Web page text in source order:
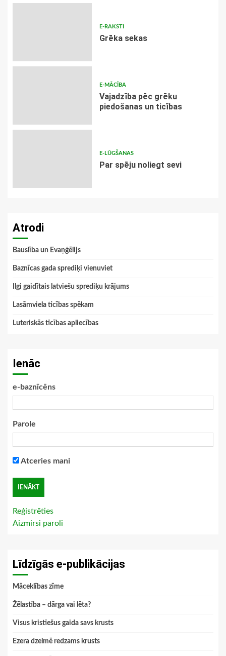
E-RAKSTI
Grēka sekas
E-MĀCĪBA
Vajadzība pēc grēku
piedošanas un ticības
E-LŪGŠANAS
Par spēju noliegt sevi
Atrodi
Bauslība un Evaņģēlijs
Baznīcas gada sprediķi vienuviet
Ilgi gaidītais latviešu sprediķu krājums
Lasāmviela ticības spēkam
Luteriskās ticības apliecības
Ienāc
e-baznīcēns
Parole
Atceries mani
Reģistrēties
Aizmirsi paroli
Līdzīgās e-publikācijas
Māceklības zīme
Žēlastība – dārga vai lēta?
Visus kristiešus gaida savs krusts
Ezera dzelmē redzams krusts